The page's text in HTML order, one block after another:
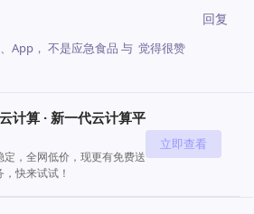
回复
、 App ， 不是应急食品 与 觉得很赞
计算 · 新一代云计算平
定，全网低价，现更有免费送
快来试试！
立即查看